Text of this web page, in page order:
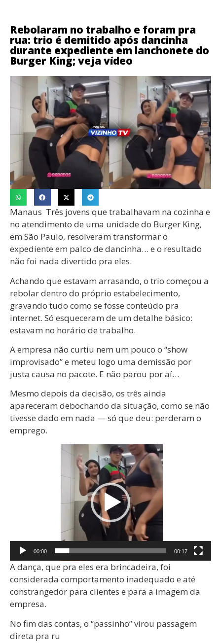
Rebolaram no trabalho e foram pra
rua: trio é demitido após dancinha
durante expediente em lanchonete do
Burger King; veja vídeo
Manaus Três jovens que trabalhavam na cozinha e
no atendimento de uma unidade do Burger King,
em São Paulo, resolveram transformar o
expediente em palco de dancinha… e o resultado
não foi nada divertido pra eles.
Achando que estavam arrasando, o trio começou a
rebolar dentro do próprio estabelecimento,
gravando tudo como se fosse conteúdo pra
internet. Só esqueceram de um detalhe básico:
estavam no horário de trabalho.
A empresa não curtiu nem um pouco o “show
improvisado” e meteu logo uma demissão por
justa causa no pacote. E não parou por aí…
Mesmo depois da decisão, os três ainda
apareceram debochando da situação, como se não
tivesse dado em nada — só que deu: perderam o
emprego.
00:00 00:17
A dança, que pra eles era brincadeira, foi
considerada comportamento inadequado e até
constrangedor para clientes e para a imagem da
empresa.
No fim das contas, o “passinho” virou passagem
direta pra ru